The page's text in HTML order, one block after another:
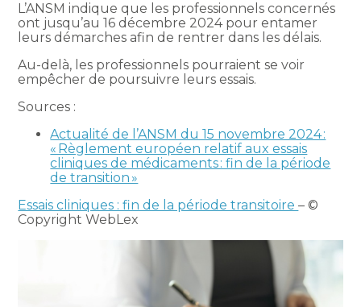
L’ANSM indique que les professionnels concernés
ont jusqu’au 16 décembre 2024 pour entamer
leurs démarches afin de rentrer dans les délais.
Au-delà, les professionnels pourraient se voir
empêcher de poursuivre leurs essais.
Sources :
Actualité de l’ANSM du 15 novembre 2024 :
« Règlement européen relatif aux essais
cliniques de médicaments : fin de la période
de transition »
Essais cliniques : fin de la période transitoire– ©
Copyright WebLex